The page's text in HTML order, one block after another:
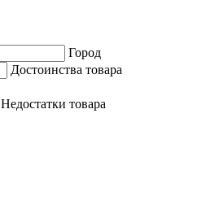
Город
Достоинства товара
Недостатки товара